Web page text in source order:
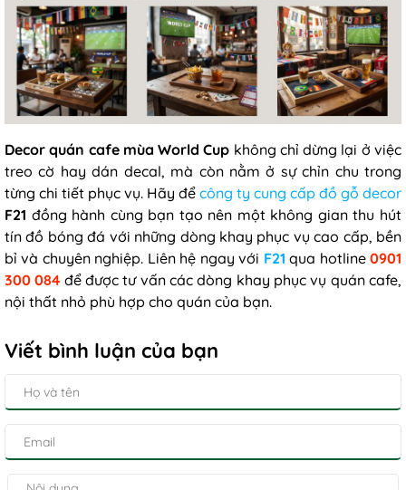
Decor quán cafe mùa World Cup không chỉ dừng lại ở việc
treo cờ hay dán decal, mà còn nằm ở sự chỉn chu trong
từng chi tiết phục vụ. Hãy để công ty cung cấp đồ gỗ decor
F21 đồng hành cùng bạn tạo nên một không gian thu hút
tín đồ bóng đá với những dòng khay phục vụ cao cấp, bền
bỉ và chuyên nghiệp. Liên hệ ngay với F21 qua hotline0901
300 084 để được tư vấn các dòng khay phục vụ quán cafe,
nội thất nhỏ phù hợp cho quán của bạn.
Viết bình luận của bạn